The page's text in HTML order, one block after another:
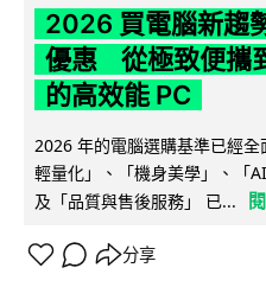
2026 買電腦新趨
優惠 從極致便攜
的高效能 PC
2026 年的電腦選購基準已經
輕量化」、「機身美學」、「
及「品質與售後服務」 已...
分享